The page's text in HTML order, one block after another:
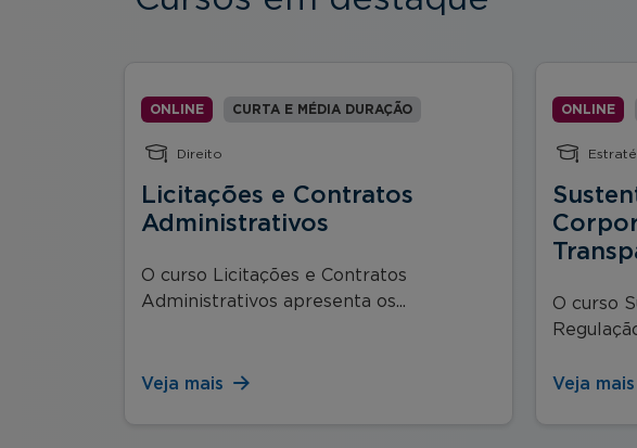
ONLINE CURTA E MÉDIA DURAÇÃO
Direito
Licitações e Contratos
Administrativos
O curso Licitações e Contratos
Administrativos apresenta os...
Veja mais
ONLINE
O curso
Veja mais